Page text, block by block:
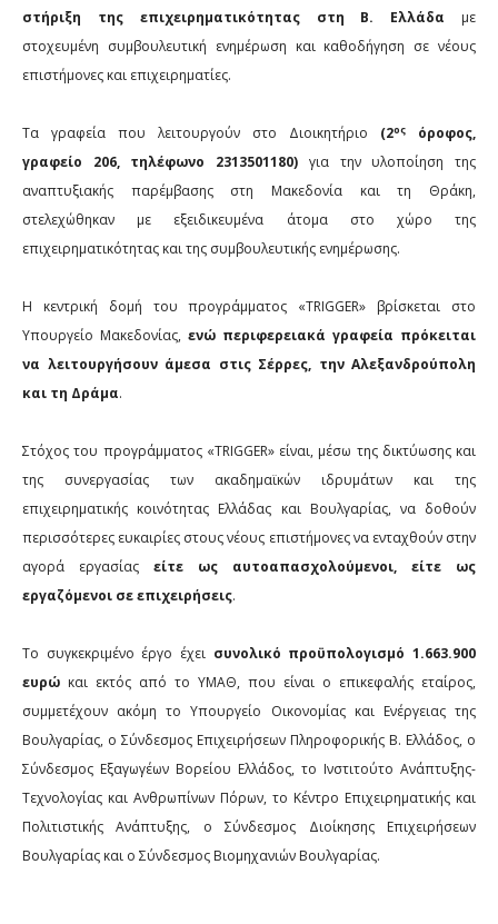
στήριξη της επιχειρηματικότητας στη Β. Ελλάδα με
στοχευμένη συμβουλευτική ενημέρωση και καθοδήγηση σε νέους
επιστήμονες και επιχειρηματίες.
Τα γραφεία που λειτουργούν στο Διοικητήριο (2ος
όροφος,
γραφείο 206, τηλέφωνο 2313501180) για την υλοποίηση της
αναπτυξιακής παρέμβασης στη Μακεδονία και τη Θράκη,
στελεχώθηκαν με εξειδικευμένα άτομα στο χώρο της
επιχειρηματικότητας και της συμβουλευτικής ενημέρωσης.
Η κεντρική δομή του προγράμματος «TRIGGER» βρίσκεται στο
Υπουργείο Μακεδονίας, ενώ περιφερειακά γραφεία πρόκειται
να λειτουργήσουν άμεσα στις Σέρρες, την Αλεξανδρούπολη
και τη Δράμα.
Στόχος του προγράμματος «ΤRIGGER» είναι, μέσω της δικτύωσης και
της συνεργασίας των ακαδημαϊκών ιδρυμάτων και της
επιχειρηματικής κοινότητας Ελλάδας και Βουλγαρίας, να δοθούν
περισσότερες ευκαιρίες στους νέους επιστήμονες να ενταχθούν στην
αγορά εργασίας είτε ως αυτοαπασχολούμενοι, είτε ως
εργαζόμενοι σε επιχειρήσεις.
Το συγκεκριμένο έργο έχει συνολικό προϋπολογισμό 1.663.900
ευρώ και εκτός από το ΥΜΑΘ, που είναι ο επικεφαλής εταίρος,
συμμετέχουν ακόμη το Υπουργείο Οικονομίας και Ενέργειας της
Βουλγαρίας, ο Σύνδεσμος Επιχειρήσεων Πληροφορικής Β. Ελλάδος, ο
Σύνδεσμος Εξαγωγέων Βορείου Ελλάδος, το Ινστιτούτο Ανάπτυξης-
Τεχνολογίας και Ανθρωπίνων Πόρων, το Κέντρο Επιχειρηματικής και
Πολιτιστικής Ανάπτυξης, ο Σύνδεσμος Διοίκησης Επιχειρήσεων
Βουλγαρίας και ο Σύνδεσμος Βιομηχανιών Βουλγαρίας.